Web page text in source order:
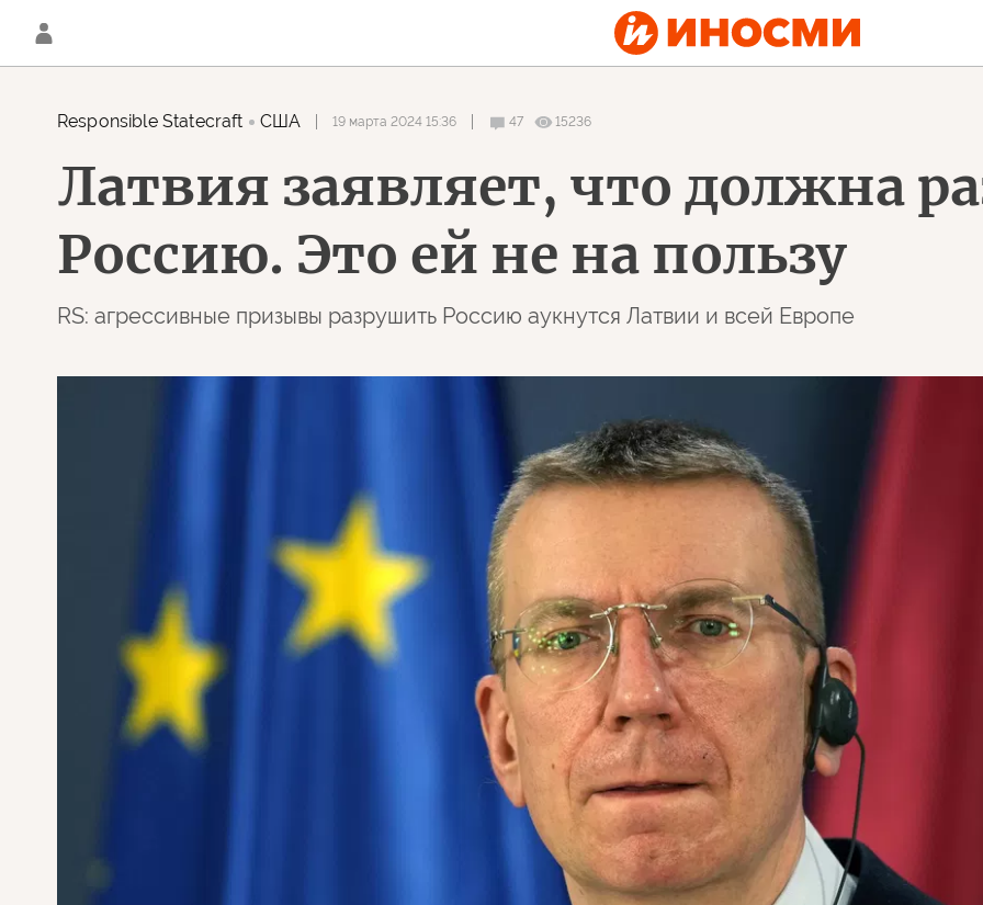
Responsible Statecraft США 19 марта 2024 15:36 47 15236
Латвия заявляет, что должна
Россию. Это ей не на пользу
RS: агрессивные призывы разрушить Россию аукнутся Латвии и всей Европе